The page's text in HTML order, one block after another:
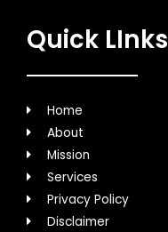
Quick LInks
Home
About
Mission
Services
Privacy Policy
Disclaimer